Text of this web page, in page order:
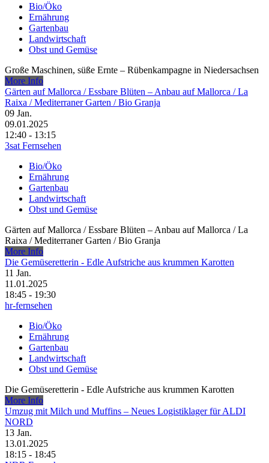
Bio/Öko
Ernährung
Gartenbau
Landwirtschaft
Obst und Gemüse
Große Maschinen, süße Ernte – Rübenkampagne in Niedersachsen
More Info
Gärten auf Mallorca /​ Essbare Blüten – Anbau auf Mallorca /​ La
Raixa /​ Mediterraner Garten /​ Bio Granja
09 Jan.
09.01.2025
12:40 - 13:15
3sat Fernsehen
Bio/Öko
Ernährung
Gartenbau
Landwirtschaft
Obst und Gemüse
Gärten auf Mallorca /​ Essbare Blüten – Anbau auf Mallorca /​ La
Raixa /​ Mediterraner Garten /​ Bio Granja
More Info
Die Gemüseretterin - Edle Aufstriche aus krummen Karotten
11 Jan.
11.01.2025
18:45 - 19:30
hr-fernsehen
Bio/Öko
Ernährung
Gartenbau
Landwirtschaft
Obst und Gemüse
Die Gemüseretterin - Edle Aufstriche aus krummen Karotten
More Info
Umzug mit Milch und Muffins – Neues Logistiklager für ALDI
NORD
13 Jan.
13.01.2025
18:15 - 18:45